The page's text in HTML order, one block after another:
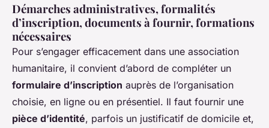
Démarches administratives, formalités
d’inscription, documents à fournir, formations
nécessaires
Pour s’engager efficacement dans une association
humanitaire, il convient d’abord de compléter un
formulaire d’inscription auprès de l’organisation
choisie, en ligne ou en présentiel. Il faut fournir une
pièce d’identité, parfois un justificatif de domicile et,